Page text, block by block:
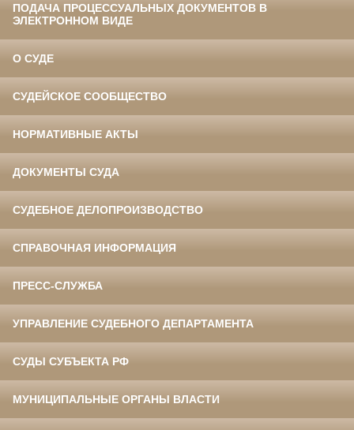
ПОДАЧА ПРОЦЕССУАЛЬНЫХ ДОКУМЕНТОВ В
ЭЛЕКТРОННОМ ВИДЕ
О СУДЕ
СУДЕЙСКОЕ СООБЩЕСТВО
НОРМАТИВНЫЕ АКТЫ
ДОКУМЕНТЫ СУДА
СУДЕБНОЕ ДЕЛОПРОИЗВОДСТВО
СПРАВОЧНАЯ ИНФОРМАЦИЯ
ПРЕСС-СЛУЖБА
УПРАВЛЕНИЕ СУДЕБНОГО ДЕПАРТАМЕНТА
СУДЫ СУБЪЕКТА РФ
МУНИЦИПАЛЬНЫЕ ОРГАНЫ ВЛАСТИ